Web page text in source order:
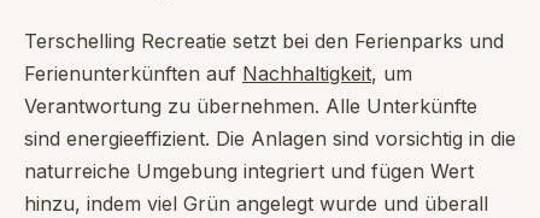
Terschelling Recreatie setzt bei den Ferienparks und
Ferienunterkünften auf Nachhaltigkeit, um
Verantwortung zu übernehmen. Alle Unterkünfte
sind energieeffizient. Die Anlagen sind vorsichtig in die
naturreiche Umgebung integriert und fügen Wert
hinzu, indem viel Grün angelegt wurde und überall